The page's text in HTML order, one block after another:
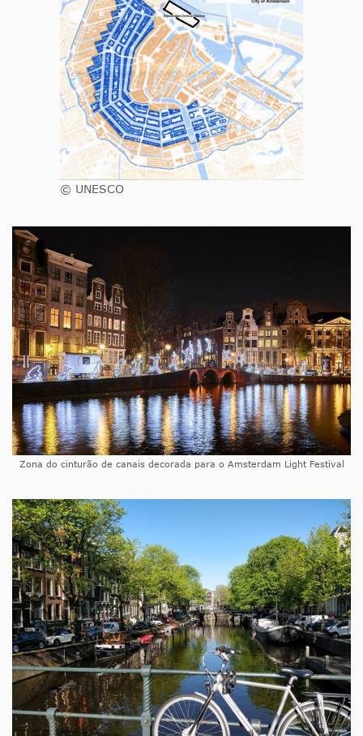
© UNESCO
Zona do cinturão de canais decorada para o Amsterdam Light Festival